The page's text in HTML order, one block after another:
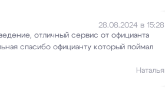
28.08.2024 в 15:28
отличный сервис от официанта
спасибо официанту который поймал
Наталья